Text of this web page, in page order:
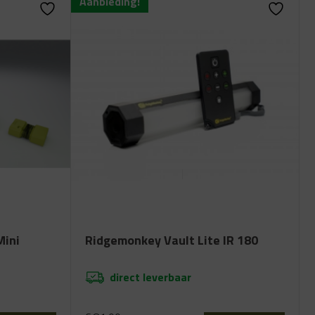
Ridgemonkey Vault Lite IR 180
direct leverbaar